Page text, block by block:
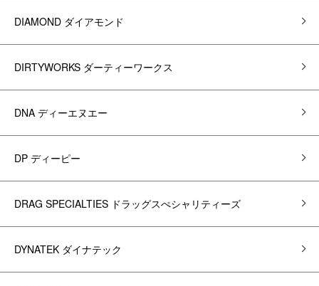
DIAMOND ダイアモンド
DIRTYWORKS ダーティーワークス
DNA ディーエヌエー
DP ディーピー
DRAG SPECIALTIES ドラッグスぺシャリティーズ
DYNATEK ダイナテック